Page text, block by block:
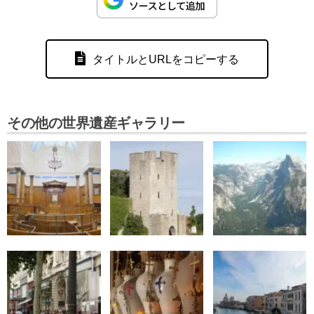
タイトルとURLをコピーする
その他の世界遺産ギャラリー